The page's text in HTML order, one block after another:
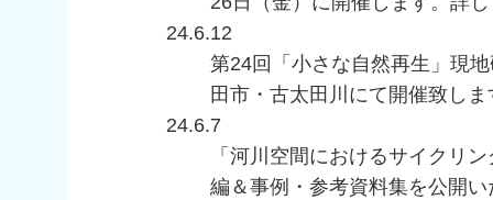
24.6.12
第24回「小さな自然再生」現
田市・古太田川にて開催致し
24.6.7
「河川空間におけるサイクリ
編＆事例・参考資料集を公開